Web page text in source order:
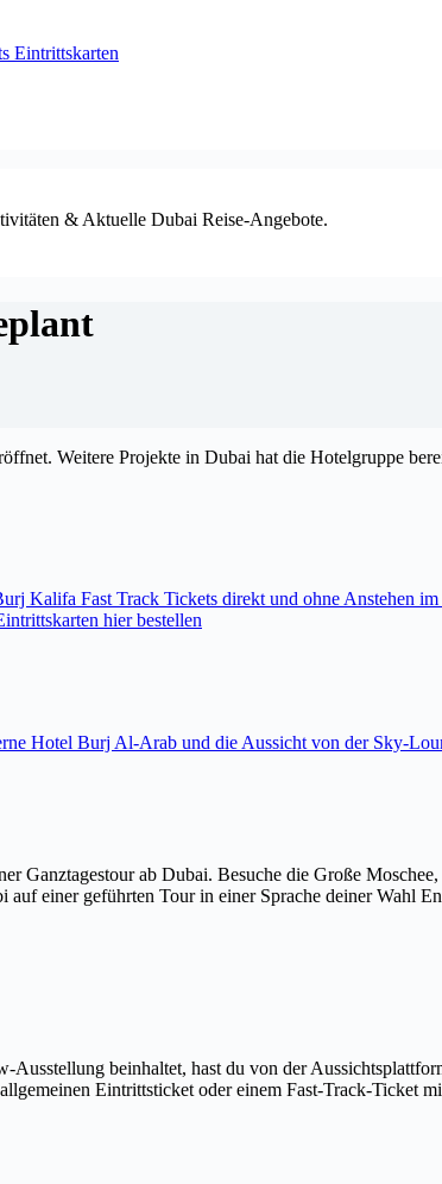
Eintrittskarten
& Aktuelle Dubai Reise-Angebote.
Weitere Projekte in Dubai hat die Hotelgruppe
Kalifa Fast Track Tickets direkt und ohne Anstehen
hier bestellen
Hotel Burj Al-Arab und die Aussicht von der Sky-
Ganztagestour ab Dubai. Besuche die Große
einer geführten Tour in einer Sprache deiner Wahl
beinhaltet, hast du von der
Eintrittsticket oder einem Fast-Track-Ticket